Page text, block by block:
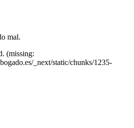
mal.
(missing:
_next/static/chunks/1235-